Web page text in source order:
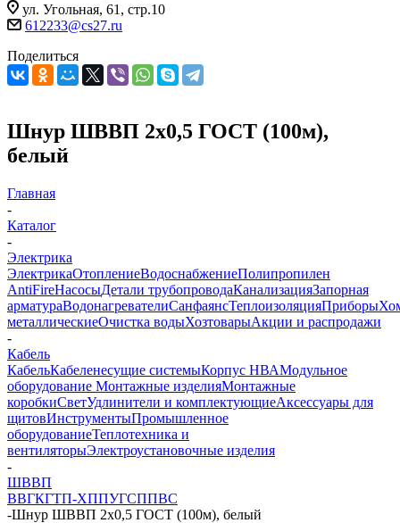
ул. Угольная, 61, стр.10
612233@cs27.ru
Поделиться
Шнур ШВВП 2х0,5 ГОСТ (100м),
белый
Главная
-
Каталог
-
Электрика
ЭлектрикаОтоплениеВодоснабжениеПолипропилен
AntiFireНасосыДетали трубопроводаКанализацияЗапорная
арматураВодонагревателиСанфаянсТеплоизоляцияПриборы
металлическиеОчистка водыХозтоварыАкции и распродажи
-
Кабель
КабельКабеленесущие системыКорпус НВАМодульное
оборудование Монтажные изделияМонтажные
коробкиСветУдлинители и комплектующиеАксессуары для
щитовИнструментыПромышленное
оборудованиеТеплотехника и
вентиляторыЭлектроустановочные изделия
-
ШВВП
ВВГКГТП-ХППУГСППВС
-Шнур ШВВП 2х0,5 ГОСТ (100м), белый